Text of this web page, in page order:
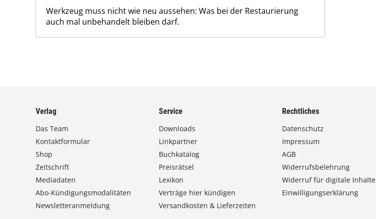
Werkzeug muss nicht wie neu aussehen: Was bei der Restaurierung
auch mal unbehandelt bleiben darf.
Verlag
Das Team
Kontaktformular
Shop
Zeitschrift
Mediadaten
Abo-Kündigungsmodalitäten
Newsletteranmeldung
Service
Downloads
Linkpartner
Buchkatalog
Preisrätsel
Lexikon
Verträge hier kündigen
Versandkosten & Lieferzeiten
Rechtliches
Datenschutz
Impressum
AGB
Widerrufsbelehrung
Widerruf für digitale Inhalte
Einwilligungserklärung